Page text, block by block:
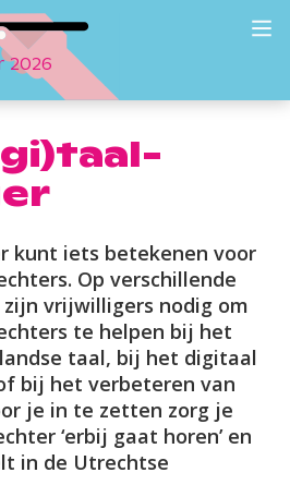
2026
kunt iets betekenen voor
Op verschillende
vrij­willigers nodig om
te helpen bij het
taal, bij het digitaal
bij het verbeteren van
je in te zetten zorg je
‘erbij gaat horen’ en
in de Utrechtse